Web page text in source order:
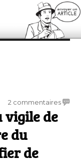
2 commentairessur
vigile de
du
de